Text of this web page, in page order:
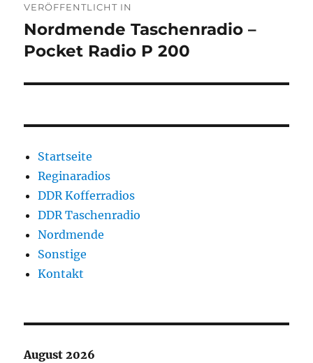
VERÖFFENTLICHT IN
Nordmende Taschenradio –
Pocket Radio P 200
Startseite
Reginaradios
DDR Kofferradios
DDR Taschenradio
Nordmende
Sonstige
Kontakt
August 2026